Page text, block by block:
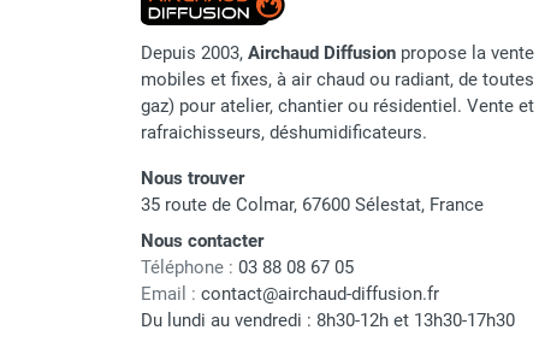
Parasol chauffant et radiant
infrarouge sur mât
Parasol chauffant à gaz
Parasol chauffant et radiant sur
mât électrique
Chauffe terrasse aux pellets
Chauffage infrarouge fixe mur et
plafond
Chauffage radiant électrique
Chauffage Infrarouge électrique fixe
Panneau rayonnant
Depuis 2003, Airchaud Diffusion propose la
mobiles et fixes, à air chaud ou radiant, de
gaz) pour atelier, chantier ou résidentiel. Vente
rafraichisseurs, déshumidificateurs.
Nous trouver
35 route de Colmar, 67600 Sélestat, France
Nous contacter
Téléphone : 03 88 08 67 05
Email : contact@airchaud-diffusion.fr
Du lundi au vendredi : 8h30-12h et 13h30-17h30